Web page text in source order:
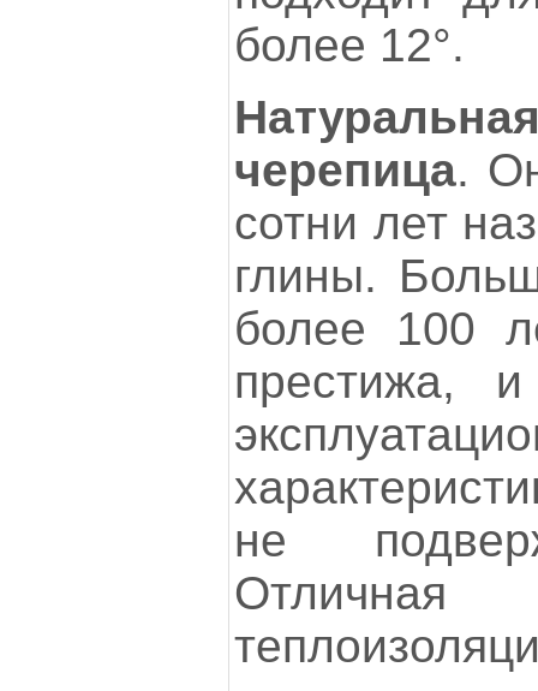
более 12°.
черепица.
сотни лет
глины.
более 100
престижа,
не